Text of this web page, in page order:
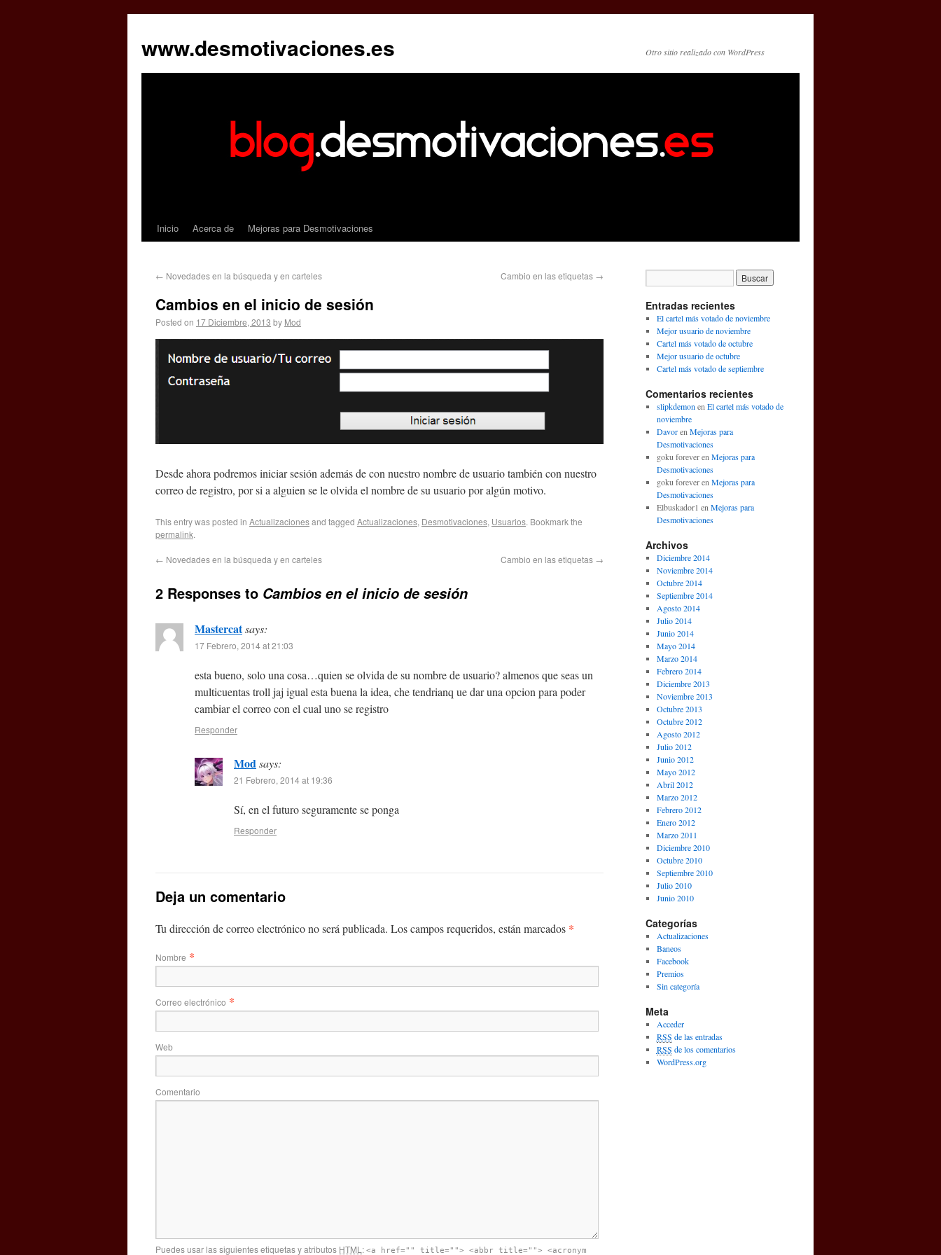
www.desmotivaciones.es Otro sitio realizado con WordPress
Inicio Acerca de Mejoras para Desmotivaciones
← Novedades en la búsqueda y en carteles Cambio en las etiquetas →
Cambios en el inicio de sesión
Posted on 17 Diciembre, 2013 by Mod
Desde ahora podremos iniciar sesión además de con nuestro nombre de usuario también con nuestro
correo de registro, por si a alguien se le olvida el nombre de su usuario por algún motivo.
This entry was posted in Actualizacionesand tagged Actualizaciones, Desmotivaciones, Usuarios. Bookmark the
permalink.
← Novedades en la búsqueda y en carteles Cambio en las etiquetas →
2 Responses to Cambios en el inicio de sesión
Mastercatsays:
17 Febrero, 2014 at 21:03
esta bueno, solo una cosa…quien se olvida de su nombre de usuario? almenos que seas un
multicuentas troll jaj igual esta buena la idea, che tendrianq ue dar una opcion para poder
cambiar el correo con el cual uno se registro
Responder
Modsays:
21 Febrero, 2014 at 19:36
Sí, en el futuro seguramente se ponga
Responder
Deja un comentario
Tu dirección de correo electrónico no será publicada. Los campos requeridos, están marcados *
Nombre *
Correo electrónico *
Web
Comentario
Puedes usar las siguientes etiquetas y atributos HTML : <a href="" title=""> <abbr title=""> <acronym
Entradas recientes
El cartel más votado de noviembre
Mejor usuario de noviembre
Cartel más votado de octubre
Mejor usuario de octubre
Cartel más votado de septiembre
Comentarios recientes
slipkdemon en El cartel más votado de
noviembre
Davoren Mejoras para
Desmotivaciones
goku forever en Mejoras para
Desmotivaciones
goku forever en Mejoras para
Desmotivaciones
Elbuskador1 en Mejoras para
Desmotivaciones
Archivos
Diciembre 2014
Noviembre 2014
Octubre 2014
Septiembre 2014
Agosto 2014
Julio 2014
Junio 2014
Mayo 2014
Marzo 2014
Febrero 2014
Diciembre 2013
Noviembre 2013
Octubre 2013
Octubre 2012
Agosto 2012
Julio 2012
Junio 2012
Mayo 2012
Abril 2012
Marzo 2012
Febrero 2012
Enero 2012
Marzo 2011
Diciembre 2010
Octubre 2010
Septiembre 2010
Julio 2010
Junio 2010
Categorías
Actualizaciones
Baneos
Facebook
Premios
Sin categoría
Meta
Acceder
RSS de las entradas
RSS de los comentarios
WordPress.org